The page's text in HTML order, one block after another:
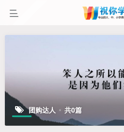
团购达人 共0篇